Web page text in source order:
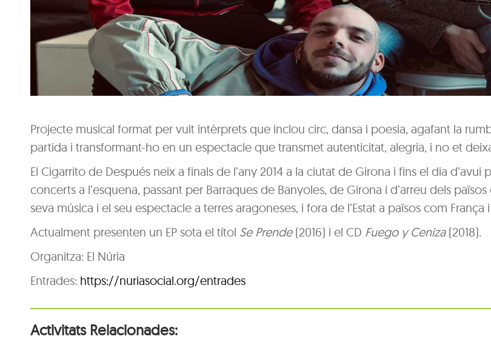
Projecte musical format per vuit intèrprets que inclou circ, dansa i poesia, agafant la
partida i transformant-ho en un espectacle que transmet autenticitat, alegria, i no et
El Cigarrito de Después neix a finals de l’any 2014 a la ciutat de Girona i fins el dia d’avui
concerts a l’esquena, passant per Barraques de Banyoles, de Girona i d’arreu dels
seva música i el seu espectacle a terres aragoneses, i fora de l’Estat a països com França
Actualment presenten un EP sota el títol Se Prende(2016) i el CD Fuego y Ceniza(2018).
Organitza: El Núria
Entrades: https://nuriasocial.org/entrades
Activitats Relacionades: